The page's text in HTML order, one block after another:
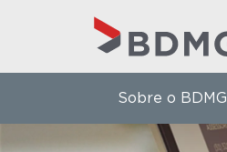
Sobre o BDMG